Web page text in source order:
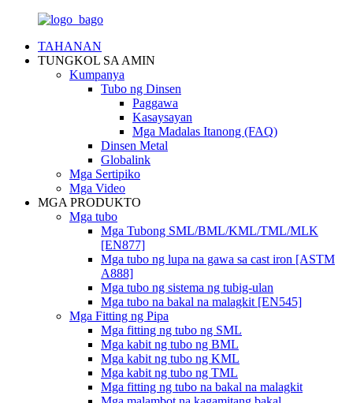
TAHANAN
TUNGKOL SA AMIN
Kumpanya
Tubo ng Dinsen
Paggawa
Kasaysayan
Mga Madalas Itanong (FAQ)
Dinsen Metal
Globalink
Mga Sertipiko
Mga Video
MGA PRODUKTO
Mga tubo
Mga Tubong SML/BML/KML/TML/MLK
[EN877]
Mga tubo ng lupa na gawa sa cast iron [ASTM
A888]
Mga tubo ng sistema ng tubig-ulan
Mga tubo na bakal na malagkit [EN545]
Mga Fitting ng Pipa
Mga fitting ng tubo ng SML
Mga kabit ng tubo ng BML
Mga kabit ng tubo ng KML
Mga kabit ng tubo ng TML
Mga fitting ng tubo na bakal na malagkit